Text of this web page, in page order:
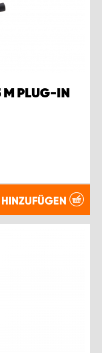
M PLUG-IN
HINZUFÜGEN